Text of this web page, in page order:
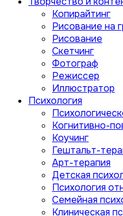
Копирайтинг
Рисование на
Рисование
Скетчинг
Фотограф
Режиссер
Иллюстратор
Психология
Когнитивно-
Коучинг
Гештальт-
Арт-терапия
Детская
Психология
Семейная
Клиническая